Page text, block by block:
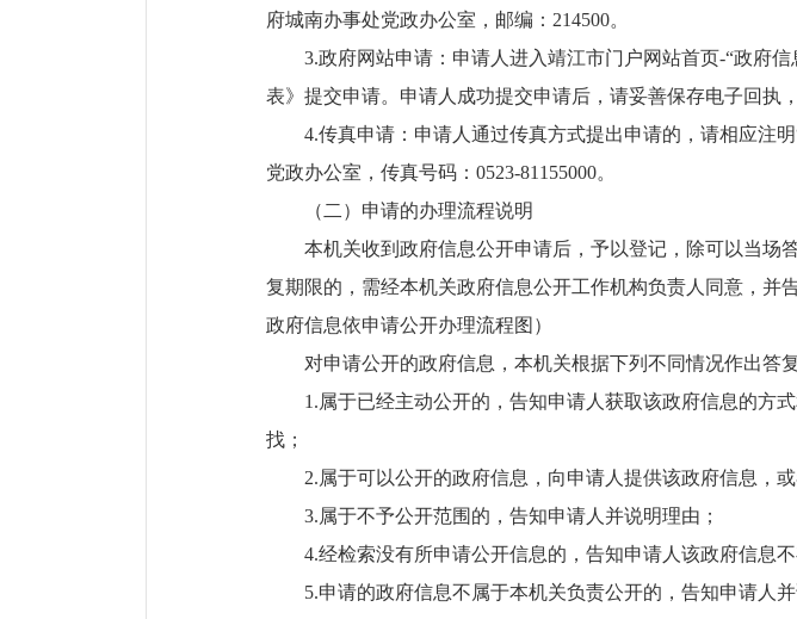
府城南办事处党政办公室，邮编：214500。
3.政府网站申请：申请人进入靖江市门户网站首页-“政府
表》提交申请。申请人成功提交申请后，请妥善保存电子回执
4.传真申请：申请人通过传真方式提出申请的，请相应注
党政办公室，传真号码：0523-81155000。
（二）申请的办理流程说明
本机关收到政府信息公开申请后，予以登记，除可以当场
复期限的，需经本机关政府信息公开工作机构负责人同意，并
政府信息依申请公开办理流程图）
对申请公开的政府信息，本机关根据下列不同情况作出答复
1.属于已经主动公开的，告知申请人获取该政府信息的方
找；
2.属于可以公开的政府信息，向申请人提供该政府信息，
3.属于不予公开范围的，告知申请人并说明理由；
4.经检索没有所申请公开信息的，告知申请人该政府信息不
5.申请的政府信息不属于本机关负责公开的，告知申请人